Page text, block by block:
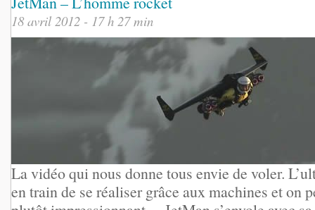
18 avril 2012 - 17 h 27 min
La vidéo qui nous donne tous envie de voler.
en train de se réaliser grâce aux machines et on